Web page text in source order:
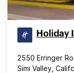
Holiday
2550 Erringer
Simi Valley,